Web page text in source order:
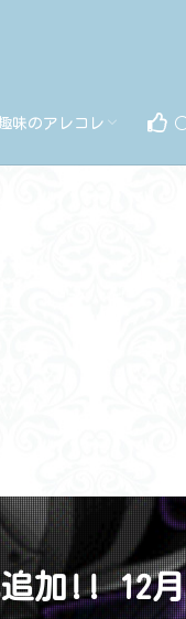
味のアレコレ
タ・ナナリズム
・ドラマ・映画
テリア・雑貨
ギュア
他 食
使
利
行
作
買
追加!! 12